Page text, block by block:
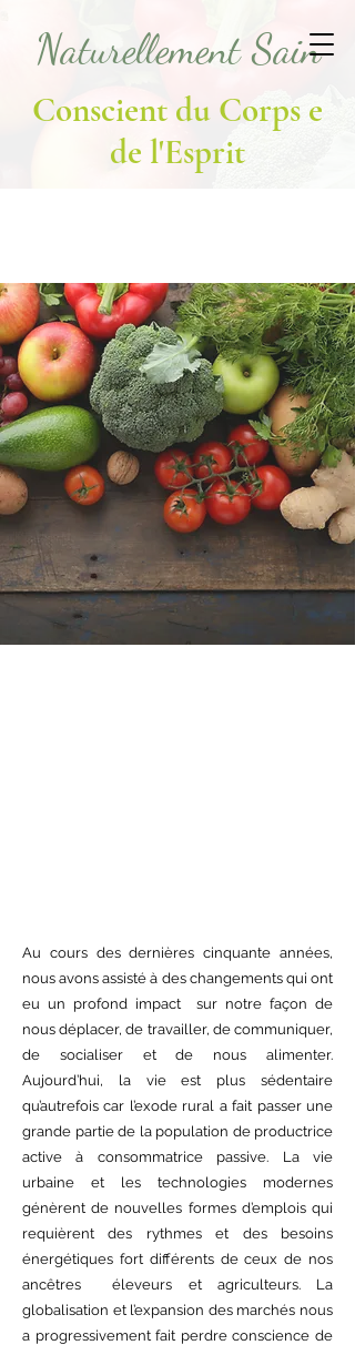
Naturellement Sain
Conscient du Corps e
de l'Esprit
Au cours des dernières cinquante années,
nous avons assisté à des changements qui ont
eu un profond impact sur notre façon de
nous déplacer, de travailler, de communiquer,
de socialiser et de nous alimenter.
Aujourd’hui, la vie est plus sédentaire
qu’autrefois car l’exode rural a fait passer une
grande partie de la population de productrice
active à consommatrice passive. La vie
urbaine et les technologies modernes
génèrent de nouvelles formes d’emplois qui
requièrent des rythmes et des besoins
énergétiques fort différents de ceux de nos
ancêtres éleveurs et agriculteurs. La
globalisation et l’expansion des marchés nous
a progressivement fait perdre conscience de